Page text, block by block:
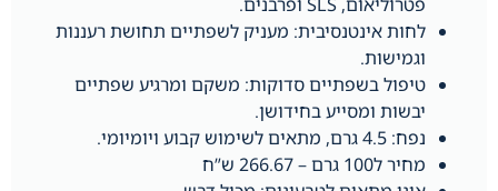
לחות אינטנסיבית: מעניק לשפתיים תחושת רעננות
וגמישות.
טיפול בשפתיים סדוקות: משקם ומרגיע שפתיים
יבשות ומסייע בחידושן.
נפח: 4.5 גרם, מתאים לשימוש קבוע ויומיומי.
מחיר ל100 גרם – 266.67 ש”ח